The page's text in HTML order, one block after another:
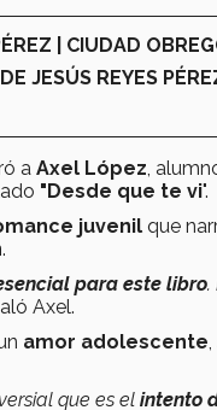
| CIUDAD
JESÚS REYES
a Axel López ,
"Desde que te vi".
juvenil que
.
para este libro.
Axel.
amor adolescente
que es el intento